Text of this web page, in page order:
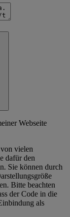
Webseite
vielen
dafür den
Sie können durch
Bitte beachten
der Code in die
als